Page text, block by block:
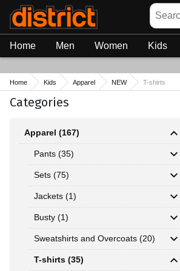
Search
Home Men Women Kids
Home Kids Apparel NEW T-shirts
Categories
Apparel (167)
Pants (35)
Sets (75)
Jackets (1)
Busty (1)
Sweatshirts and Overcoats (20)
T-shirts (35)